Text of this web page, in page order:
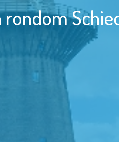
rondom